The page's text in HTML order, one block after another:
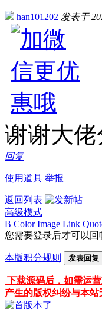
han101202 发表于
谢谢大佬
回复
使用道具 举报
返回列表
高级模式
B Color Image Link
您需要登录后才可以回
本版积分规则 发表回复
下载源码后，如需运
产生的版权纠纷与本站